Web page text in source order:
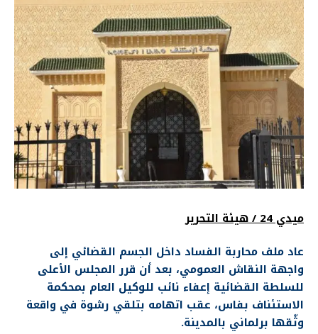
ميدي 24 / هيئة التحرير
عاد ملف محاربة الفساد داخل الجسم القضائي إلى
واجهة النقاش العمومي، بعد أن قرر المجلس الأعلى
للسلطة القضائية إعفاء نائب للوكيل العام بمحكمة
الاستئناف بفاس، عقب اتهامه بتلقي رشوة في واقعة
وثّقها برلماني بالمدينة.